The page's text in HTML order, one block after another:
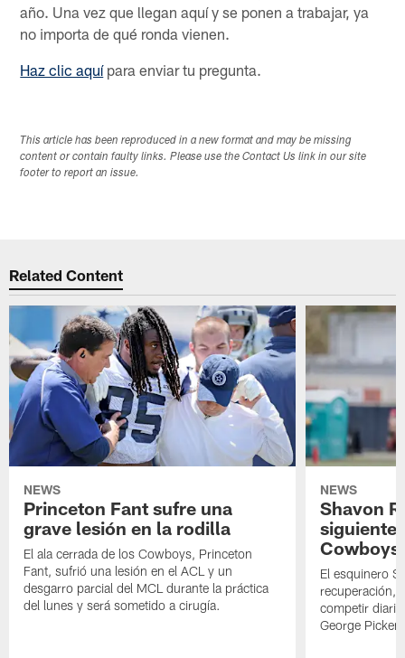
año. Una vez que llegan aquí y se ponen a trabajar, ya
no importa de qué ronda vienen.
Haz clic aquípara enviar tu pregunta.
This article has been reproduced in a new format and may be missing
content or contain faulty links. Please use the Contact Us link in our site
footer to report an issue.
Related Content
NEWS
Princeton Fant sufre una
grave lesión en la rodilla
El ala cerrada de los Cowboys, Princeton
Fant, sufrió una lesión en el ACL y un
desgarro parcial del MCL durante la práctica
del lunes y será sometido a cirugía.
NEWS
Shavon
siguiente
Cowboys
El esquinero
recuperación,
competir
George